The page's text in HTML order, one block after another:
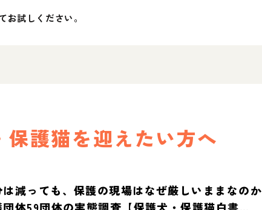
お試しください。
保護猫を迎えたい方へ
減っても、保護の現場はなぜ厳しいままなのか